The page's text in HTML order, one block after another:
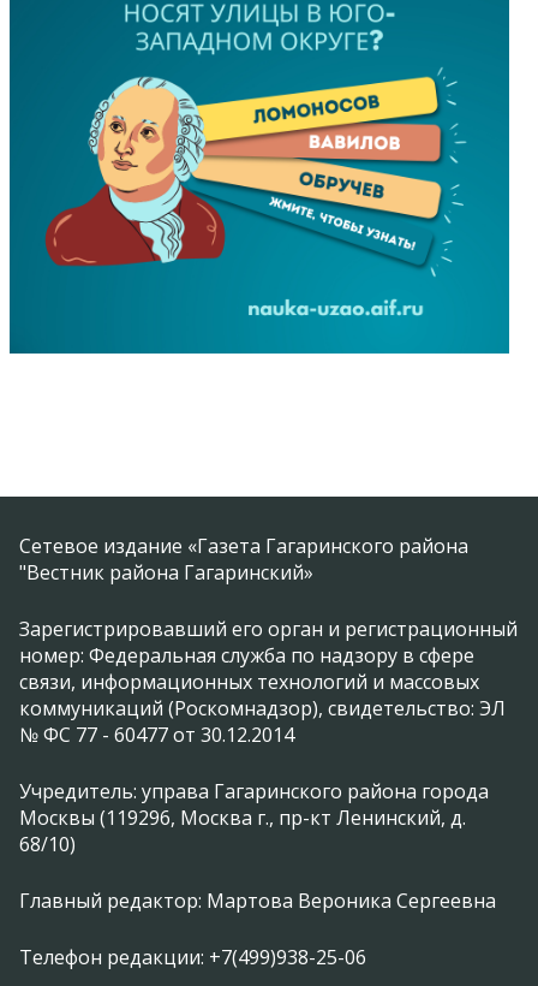
Сетевое издание «Газета Гагаринского района
"Вестник района Гагаринский»
Зарегистрировавший его орган и регистрационный
номер: Федеральная служба по надзору в сфере
связи, информационных технологий и массовых
коммуникаций (Роскомнадзор), свидетельство: ЭЛ
№ ФС 77 - 60477 от 30.12.2014
Учредитель: управа Гагаринского района города
Москвы (119296, Москва г., пр-кт Ленинский, д.
68/10)
Главный редактор: Мартова Вероника Сергеевна
Телефон редакции: +7(499)938-25-06